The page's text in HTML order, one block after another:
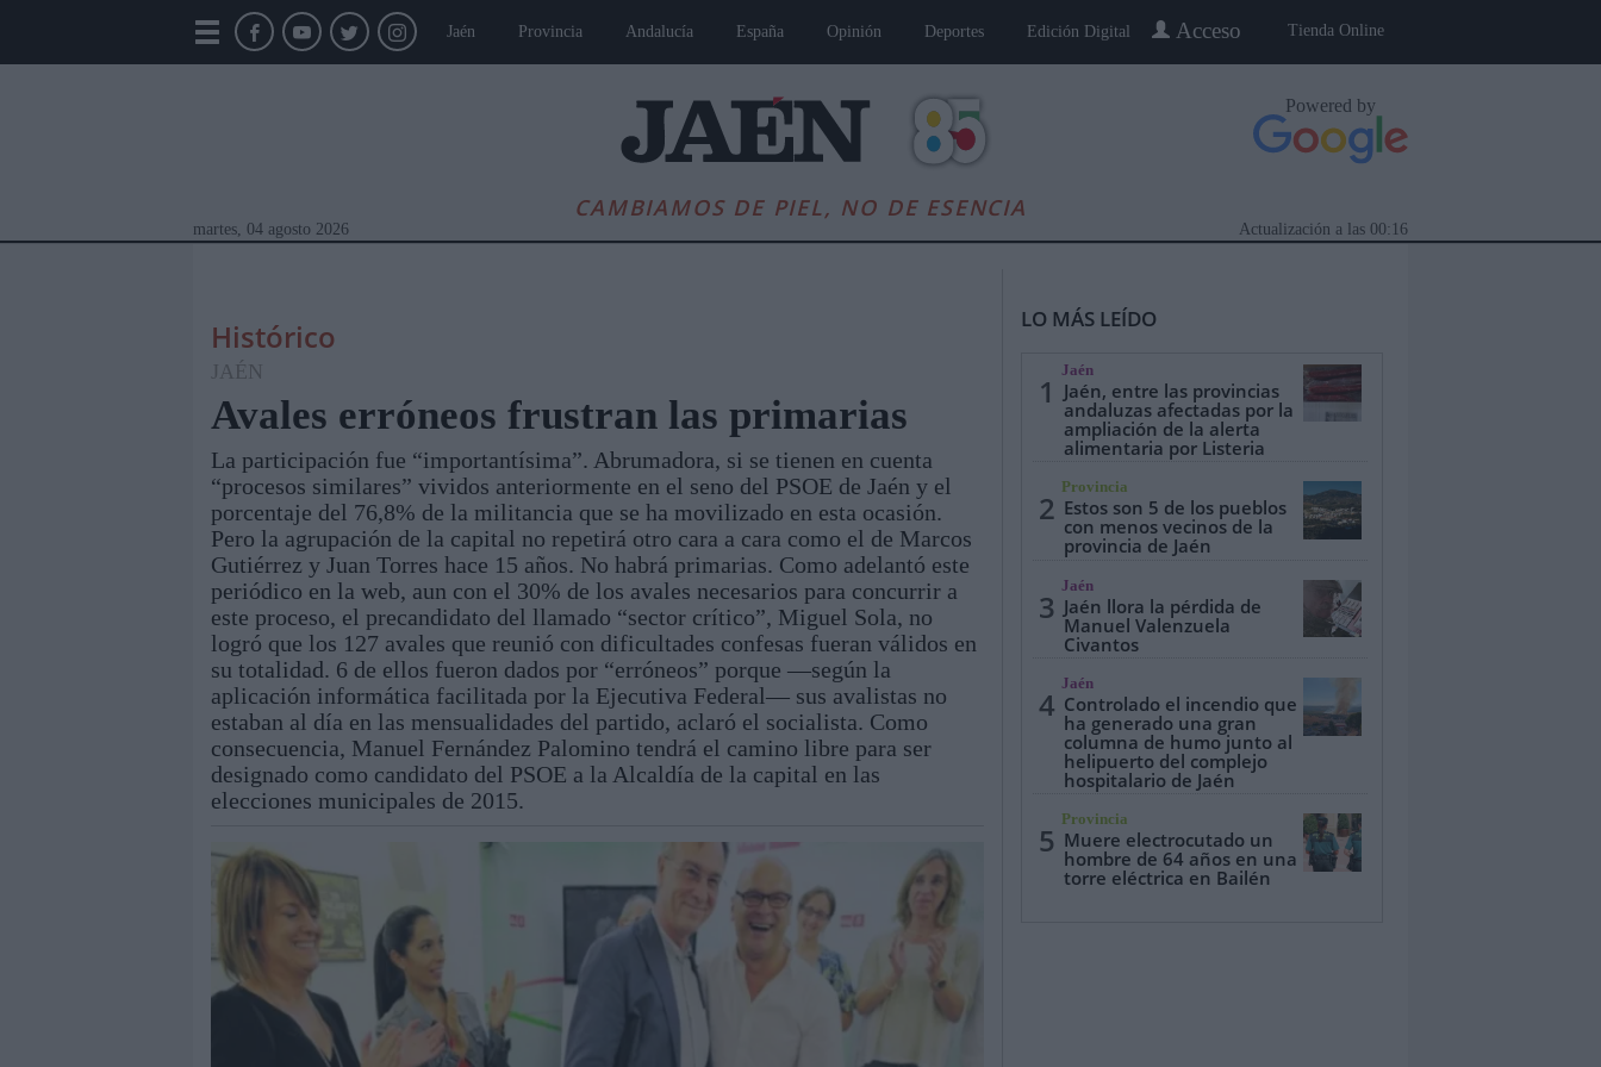
Tienda Online
Acceso
Jaén Provincia Andalucía España Opinión Deportes Edición Digital
CAMBIAMOS DE PIEL, NO DE ESENCIA
Powered by
martes, 04 agosto 2026 00:16
Actualización a las
Módulos Portada Jaén Provincia Linares Andalucía Internacional Opinión Cultura Deportes Jaén, Pueblo a Pueblo Gente Especiales
Histórico
JAÉN
Avales erróneos frustran las primarias
La participación fue “importantísima”. Abrumadora, si se tienen en cuenta
“procesos similares” vividos anteriormente en el seno del PSOE de Jaén y el
porcentaje del 76,8% de la militancia que se ha movilizado en esta ocasión.
Pero la agrupación de la capital no repetirá otro cara a cara como el de Marcos
Gutiérrez y Juan Torres hace 15 años. No habrá primarias. Como adelantó este
periódico en la web, aun con el 30% de los avales necesarios para concurrir a
este proceso, el precandidato del llamado “sector crítico”, Miguel Sola, no
logró que los 127 avales que reunió con dificultades confesas fueran válidos en
su totalidad. 6 de ellos fueron dados por “erróneos” porque —según la
aplicación informática facilitada por la Ejecutiva Federal— sus avalistas no
estaban al día en las mensualidades del partido, aclaró el socialista. Como
consecuencia, Manuel Fernández Palomino tendrá el camino libre para ser
designado como candidato del PSOE a la Alcaldía de la capital en las
elecciones municipales de 2015.
LO MÁS LEÍDO
1
Jaén
Jaén, entre las provincias
andaluzas afectadas por la
ampliación de la alerta
alimentaria por Listeria
2
Provincia
Estos son 5 de los pueblos
con menos vecinos de la
provincia de Jaén
3
Jaén
Jaén llora la pérdida de
Manuel Valenzuela
Civantos
4
Jaén
Controlado el incendio que
ha generado una gran
columna de humo junto al
helipuerto del complejo
hospitalario de Jaén
5
Provincia
Muere electrocutado un
hombre de 64 años en una
torre eléctrica en Bailén